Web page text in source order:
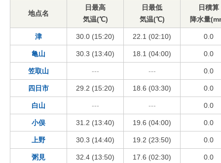
地点名
日最高
気温(℃)
日最低
気温(℃)
日積算
降水量
津 30.0 (15:20) 22.1 (02:10) 0.0
亀山 30.3 (13:40) 18.1 (04:00) 0.0
笠取山 --- --- 0.0
四日市 29.2 (15:20) 18.6 (03:30) 0.0
白山 --- --- 0.0
小俣 31.2 (13:40) 19.6 (04:00) 0.0
上野 30.3 (14:40) 19.2 (23:50) 0.0
粥見 32.4 (13:50) 17.6 (02:30) 0.0